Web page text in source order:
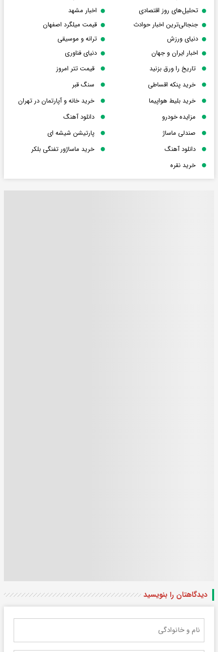
تحلیل‌های روز اقتصادی
اخبار مشهد
جنجالی‌ترین اخبار حوادث
قیمت میلگرد اصفهان
دنیای ورزش
ترانه و موسیقی
اخبار ایران و جهان
دنیای فناوری
تاریخ را ورق بزنید
قیمت تتر امروز
خرید پنکه اقساطی
سنگ قبر
خرید بلیط هواپیما
خرید خانه و آپارتمان در تهران
مزایده خودرو
دانلود آهنگ
صندلی ماساژ
پارتیشن شیشه ای
دانلود آهنگ
خرید ماساژور تفنگی بلکر
خرید نقره
دیدگاهتان را بنویسید